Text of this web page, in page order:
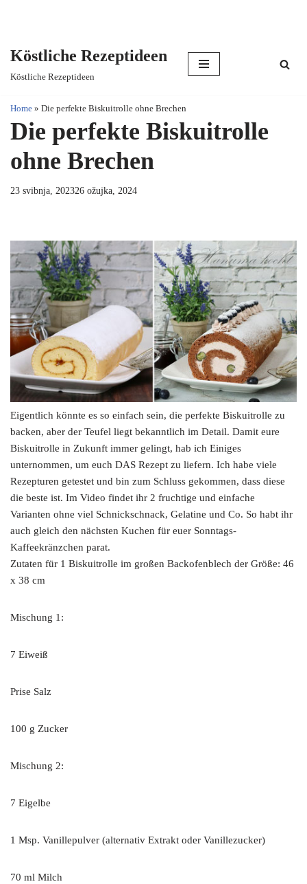
content
Köstliche Rezeptideen
Köstliche Rezeptideen
Home » Die perfekte Biskuitrolle ohne Brechen
Die perfekte Biskuitrolle
ohne Brechen
23 svibnja, 202326 ožujka, 2024
Eigentlich könnte es so einfach sein, die perfekte Biskuitrolle zu
backen, aber der Teufel liegt bekanntlich im Detail. Damit eure
Biskuitrolle in Zukunft immer gelingt, hab ich Einiges
unternommen, um euch DAS Rezept zu liefern. Ich habe viele
Rezepturen getestet und bin zum Schluss gekommen, dass diese
die beste ist. Im Video findet ihr 2 fruchtige und einfache
Varianten ohne viel Schnickschnack, Gelatine und Co. So habt ihr
auch gleich den nächsten Kuchen für euer Sonntags-
Kaffeekränzchen parat.
Zutaten für 1 Biskuitrolle im großen Backofenblech der Größe: 46
x 38 cm
Mischung 1:
7 Eiweiß
Prise Salz
100 g Zucker
Mischung 2:
7 Eigelbe
1 Msp. Vanillepulver (alternativ Extrakt oder Vanillezucker)
70 ml Milch